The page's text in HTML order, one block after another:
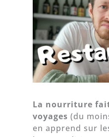
La nourriture
voyages (du
en apprend sur